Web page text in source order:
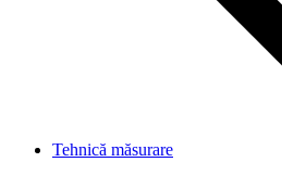
Tehnică măsurare